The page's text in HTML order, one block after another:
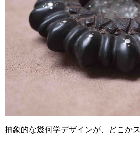
抽象的な幾何学デザインが、どこかス